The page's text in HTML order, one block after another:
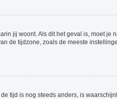
jij woont. Als dit het geval is, moet
de tijdzone, zoals de meeste
tijd is nog steeds anders, is